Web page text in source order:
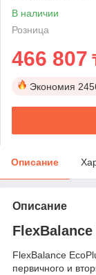
В наличии
Розница
466 807
Экономия
Описание
Описание
FlexBalance
первичного и